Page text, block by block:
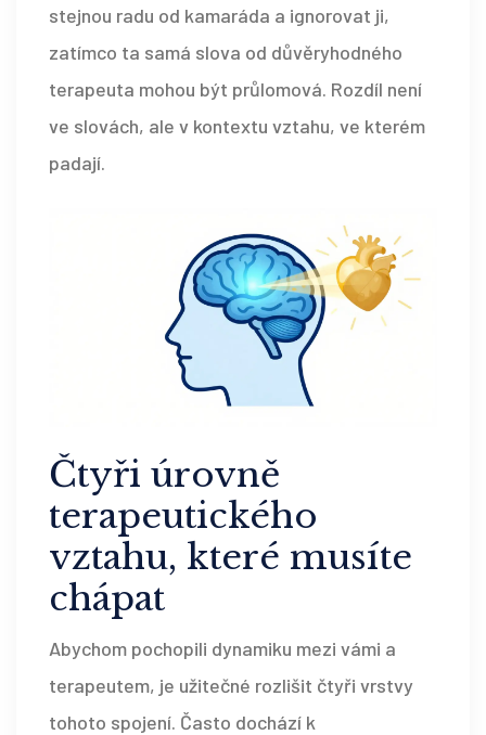
stejnou radu od kamaráda a ignorovat ji,
zatímco ta samá slova od důvěryhodného
terapeuta mohou být průlomová. Rozdíl není
ve slovách, ale v kontextu vztahu, ve kterém
padají.
Čtyři úrovně
terapeutického
vztahu, které musíte
chápat
Abychom pochopili dynamiku mezi vámi a
terapeutem, je užitečné rozlišit čtyři vrstvy
tohoto spojení. Často dochází k